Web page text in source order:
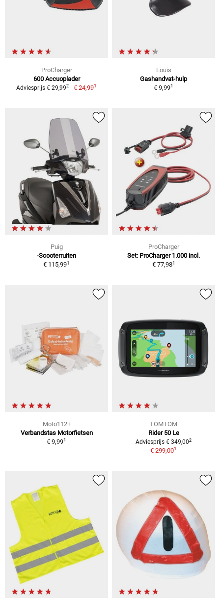
ProCharger
600 Accuoplader
Adviesprijs € 29,992 € 24,991
Louis
Gashandvat-hulp
€ 9,991
Puig
-Scooterruiten
€ 115,991
ProCharger
Set: ProCharger 1.000 incl.
€ 77,981
Moto112+
Verbandstas Motorfietsen
€ 9,991
TOMTOM
Rider 50 Le
Adviesprijs € 349,002
€ 299,001